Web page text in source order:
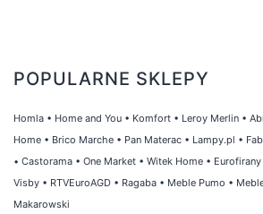
POPULARNE SKLEPY
Homla • Home and You • Komfort • Leroy Merlin •
Home • Brico Marche • Pan Materac • Lampy.pl •
• Castorama • One Market • Witek Home • Eurofirany
Visby • RTVEuroAGD • Ragaba • Meble Pumo •
Makarowski